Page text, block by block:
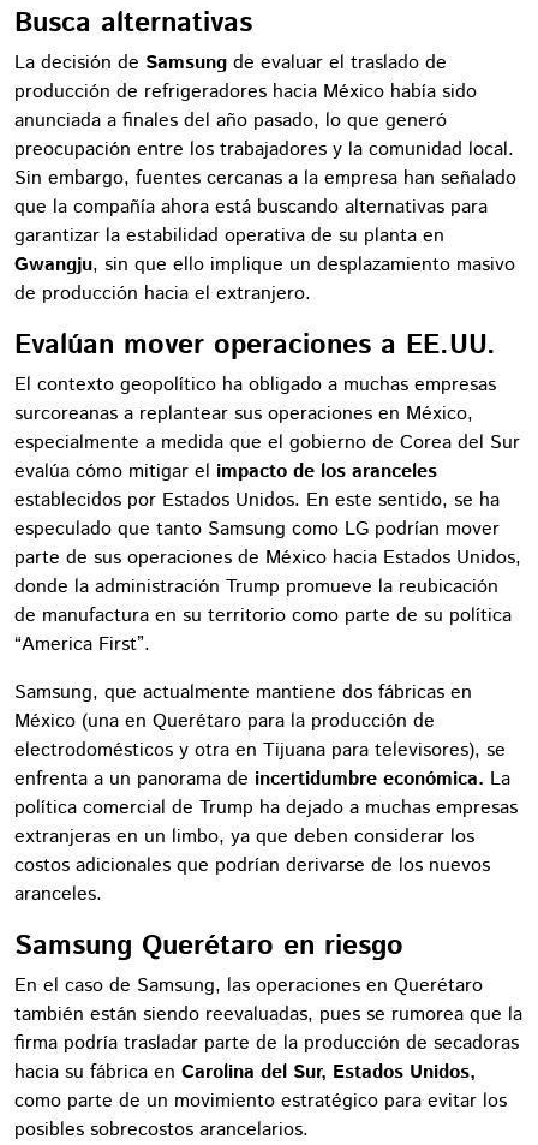
Busca alternativas
La decisión de Samsung de evaluar el traslado de
producción de refrigeradores hacia México había sido
anunciada a finales del año pasado, lo que generó
preocupación entre los trabajadores y la comunidad local.
Sin embargo, fuentes cercanas a la empresa han señalado
que la compañía ahora está buscando alternativas para
garantizar la estabilidad operativa de su planta en
Gwangju, sin que ello implique un desplazamiento masivo
de producción hacia el extranjero.
Evalúan mover operaciones a EE.UU.
El contexto geopolítico ha obligado a muchas empresas
surcoreanas a replantear sus operaciones en México,
especialmente a medida que el gobierno de Corea del Sur
evalúa cómo mitigar el impacto de los aranceles
establecidos por Estados Unidos. En este sentido, se ha
especulado que tanto Samsung como LG podrían mover
parte de sus operaciones de México hacia Estados Unidos,
donde la administración Trump promueve la reubicación
de manufactura en su territorio como parte de su política
“America First”.
Samsung, que actualmente mantiene dos fábricas en
México (una en Querétaro para la producción de
electrodomésticos y otra en Tijuana para televisores), se
enfrenta a un panorama de incertidumbre económica. La
política comercial de Trump ha dejado a muchas empresas
extranjeras en un limbo, ya que deben considerar los
costos adicionales que podrían derivarse de los nuevos
aranceles.
Samsung Querétaro en riesgo
En el caso de Samsung, las operaciones en Querétaro
también están siendo reevaluadas, pues se rumorea que la
firma podría trasladar parte de la producción de secadoras
hacia su fábrica en Carolina del Sur, Estados Unidos,
como parte de un movimiento estratégico para evitar los
posibles sobrecostos arancelarios.